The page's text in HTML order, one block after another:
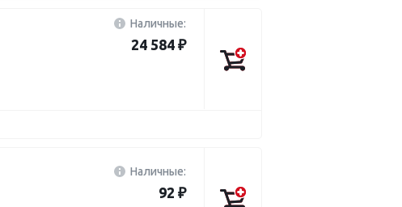
Наличные:
24 584 ₽
Наличные:
92 ₽